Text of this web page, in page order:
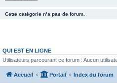
Cette catégorie n’a pas de forum.
QUI EST EN LIGNE
Utilisateurs parcourant ce forum : Aucun
Accueil Portail Index du forum